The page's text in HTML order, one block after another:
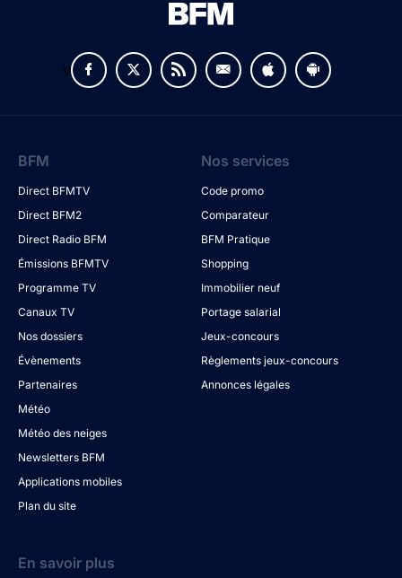
v
BFM
Direct BFMTV
Direct BFM2
Direct Radio BFM
Émissions BFMTV
Programme TV
Canaux TV
Nos dossiers
Évènements
Partenaires
Météo
Météo des neiges
Newsletters BFM
Applications mobiles
Plan du site
Nos services
Code promo
Comparateur
BFM Pratique
Shopping
Immobilier neuf
Portage salarial
Jeux-concours
Règlements jeux-concours
Annonces légales
En savoir plus